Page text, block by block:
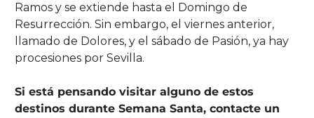
Ramos y se extiende hasta el Domingo de
Resurrección. Sin embargo, el viernes anterior,
llamado de Dolores, y el sábado de Pasión, ya hay
procesiones por Sevilla.
Si está pensando visitar alguno de estos
destinos durante Semana Santa, contacte un